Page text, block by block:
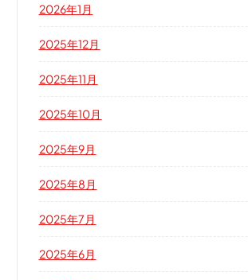
2026年1月
2025年12月
2025年11月
2025年10月
2025年9月
2025年8月
2025年7月
2025年6月